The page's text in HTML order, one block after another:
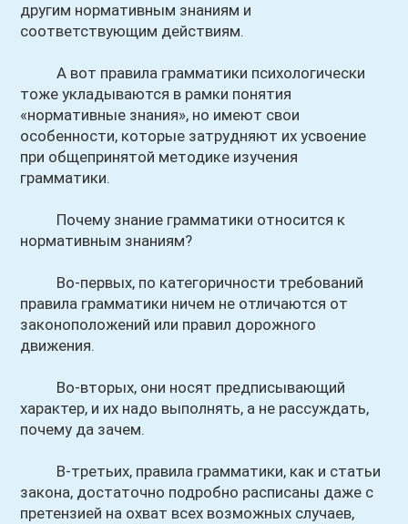
другим нормативным знаниям и
соответствующим действиям.
А вот правила грамматики психологически
тоже укладываются в рамки понятия
«нормативные знания», но имеют свои
особенности, которые затрудняют их усвоение
при общепринятой методике изучения
грамматики.
Почему знание грамматики относится к
нормативным знаниям?
Во-первых, по категоричности требований
правила грамматики ничем не отличаются от
законоположений или правил дорожного
движения.
Во-вторых, они носят предписывающий
характер, и их надо выполнять, а не рассуждать,
почему да зачем.
В-третьих, правила грамматики, как и статьи
закона, достаточно подробно расписаны даже с
претензией на охват всех возможных случаев,